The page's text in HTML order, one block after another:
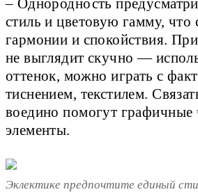
– Однородность
стиль и цветовую гамму, что
гармонии и спокойствия.
не выглядит скучно —
оттенок, можно играть с
тиснением, текстилем.
воедино помогут графичные
элементы.
Эклектике предпочтите единый